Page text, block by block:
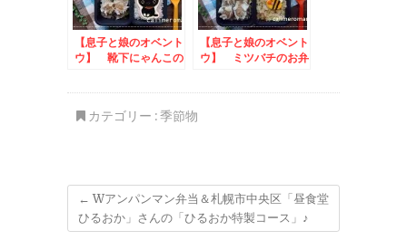
【息子と娘のオベント
ウ】 靴下にゃんこの
【息子と娘のオベント
ウ】 ミツバチのお弁
カテゴリー :季節物
← Wアンパンマン弁当＆札幌市中央区「昼食堂
ひるおか」さんの「ひるおか特製コース」♪